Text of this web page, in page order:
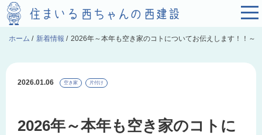
ホーム / 新着情報 / 2026年～本年も空き家のコトについてお伝えします！！～
2026.01.06 空き家 片付け
2026年～本年も空き家のコトに